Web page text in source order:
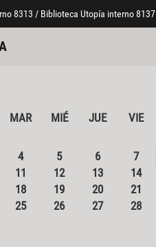
8313 / Biblioteca Utopía interno 8137
MAR MIÉ JUE VIE
4 5 6 7
11 12 13 14
18 19 20 21
25 26 27 28